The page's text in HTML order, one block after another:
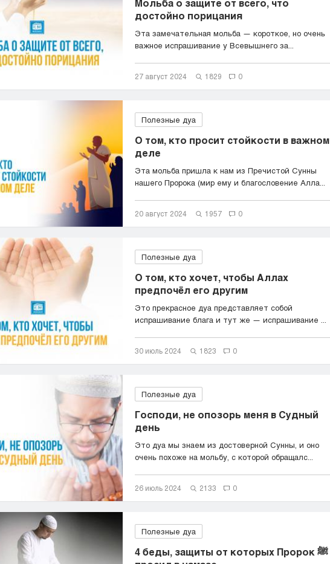
Мольба о защите от всего, что
достойно порицания
Эта замечательная мольба — короткое, но очень
важное испрашивание у Всевышнего за...
27 август 2024 1829 0
Полезные дуа
О том, кто просит стойкости в важном
деле
Эта мольба пришла к нам из Пречистой Сунны
нашего Пророка (мир ему и благословение Алла...
20 август 2024 1957 0
Полезные дуа
О том, кто хочет, чтобы Аллах
предпочёл его другим
Это прекрасное дуа представляет собой
испрашивание блага и тут же — испрашивание ...
30 июль 2024 1823 0
Полезные дуа
Господи, не опозорь меня в Судный
день
Это дуа мы знаем из достоверной Сунны, и оно
очень похоже на мольбу, с которой обращалс...
26 июль 2024 2133 0
Полезные дуа
4 беды, защиты от которых Пророк ﷺ